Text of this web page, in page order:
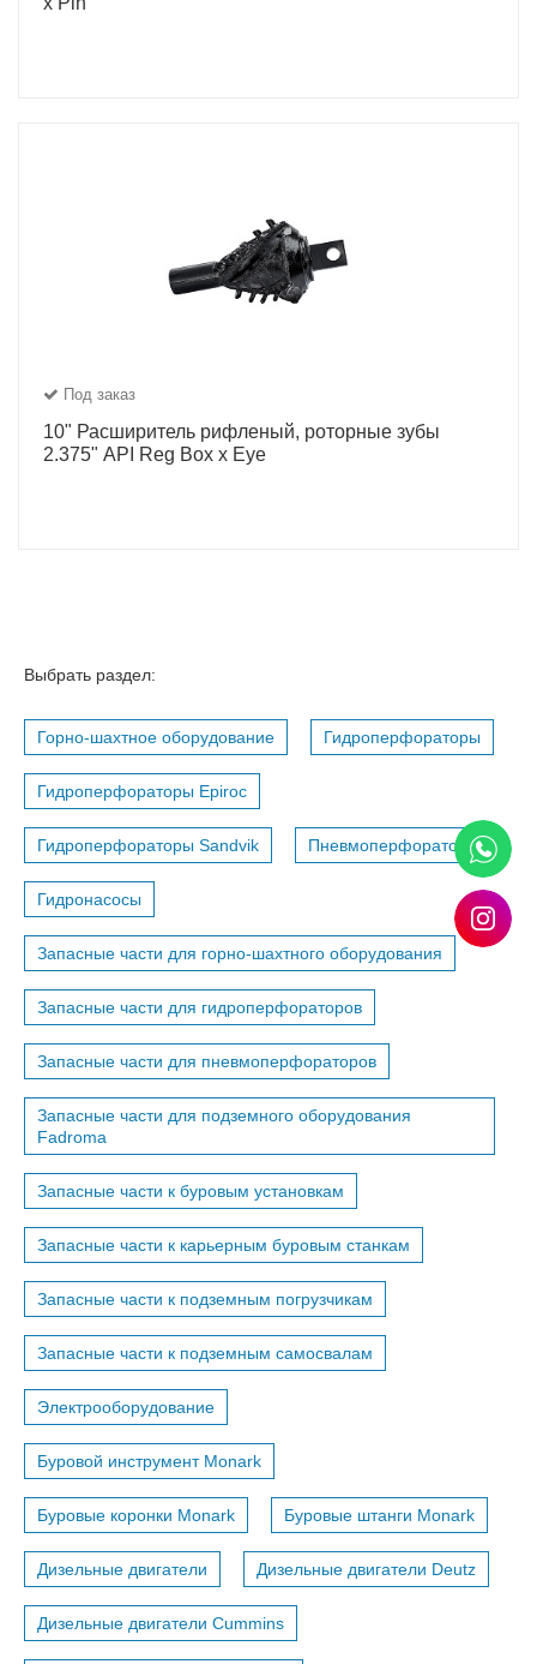
Под заказ
10" Расширитель рифленый, роторные зубы
2.375" API Reg Box x Eye
Выбрать раздел:
Горно-шахтное оборудование Гидроперфораторы
Гидроперфораторы Epiroc
Гидроперфораторы Sandvik Пневмоперфораторы
Гидронасосы
Запасные части для горно-шахтного оборудования
Запасные части для гидроперфораторов
Запасные части для пневмоперфораторов
Запасные части для подземного оборудования
Fadroma
Запасные части к буровым установкам
Запасные части к карьерным буровым станкам
Запасные части к подземным погрузчикам
Запасные части к подземным самосвалам
Электрооборудование
Буровой инструмент Monark
Буровые коронки Monark Буровые штанги Monark
Дизельные двигатели Дизельные двигатели Deutz
Дизельные двигатели Cummins